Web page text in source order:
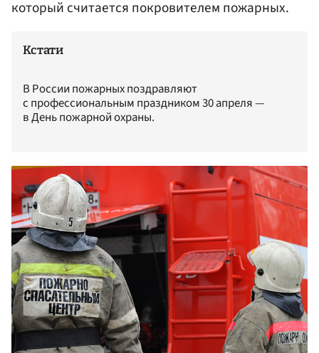
который считается покровителем пожарных.
Кстати
В России пожарных поздравляют
с профессиональным праздником 30 апреля —
в День пожарной охраны.